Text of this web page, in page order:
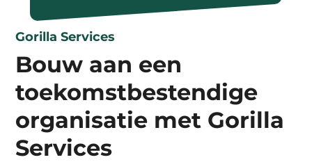
Gorilla Services
Bouw aan een
toekomstbestendige
organisatie met Gorilla
Services